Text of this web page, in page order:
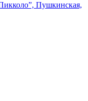
Пушкинская,